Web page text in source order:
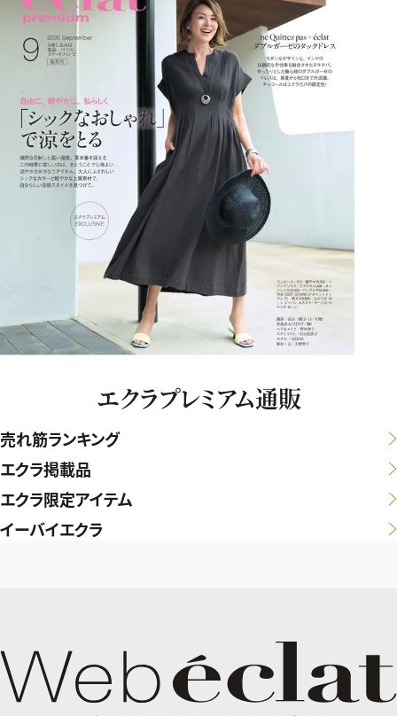
エクラプレミアム通販
売れ筋ランキング
エクラ掲載品
エクラ限定アイテム
イーバイエクラ